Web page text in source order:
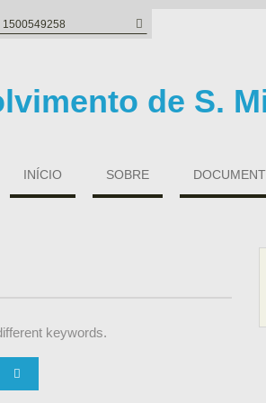
Search
de S.
INÍCIO SOBRE
keywords.